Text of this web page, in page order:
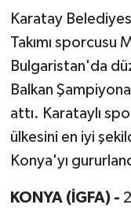
Karatay
Takımı sporcusu
Bulgaristan'da
Balkan
attı. Karataylı
ülkesini en iyi
Konya'yı
KONYA (İGFA) -